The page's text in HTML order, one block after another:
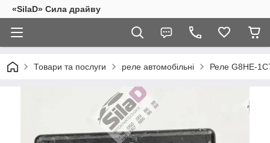
«SilaD» Сила драйву
Товари та послуги реле автомобільні Реле G8HE-